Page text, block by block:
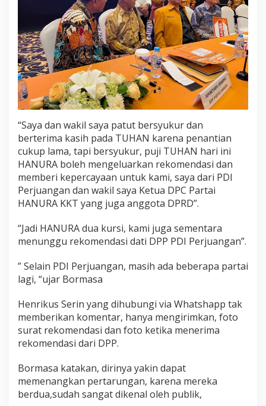
“Saya dan wakil saya patut bersyukur dan
berterima kasih pada TUHAN karena penantian
cukup lama, tapi bersyukur, puji TUHAN hari ini
HANURA boleh mengeluarkan rekomendasi dan
memberi kepercayaan untuk kami, saya dari PDI
Perjuangan dan wakil saya Ketua DPC Partai
HANURA KKT yang juga anggota DPRD”.
“Jadi HANURA dua kursi, kami juga sementara
menunggu rekomendasi dati DPP PDI Perjuangan”.
” Selain PDI Perjuangan, masih ada beberapa partai
lagi, “ujar Bormasa
Henrikus Serin yang dihubungi via Whatshapp tak
memberikan komentar, hanya mengirimkan, foto
surat rekomendasi dan foto ketika menerima
rekomendasi dari DPP.
Bormasa katakan, dirinya yakin dapat
memenangkan pertarungan, karena mereka
berdua,sudah sangat dikenal oleh publik,